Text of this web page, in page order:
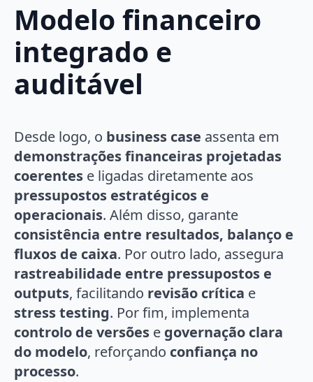
Modelo financeiro
integrado e
auditável
Desde logo, o business case assenta em
demonstrações financeiras projetadas
coerentes e ligadas diretamente aos
pressupostos estratégicos e
operacionais. Além disso, garante
consistência entre resultados, balanço e
fluxos de caixa. Por outro lado, assegura
rastreabilidade entre pressupostos e
outputs, facilitando revisão crítica e
stress testing. Por fim, implementa
controlo de versões e governação clara
do modelo, reforçando confiança no
processo.